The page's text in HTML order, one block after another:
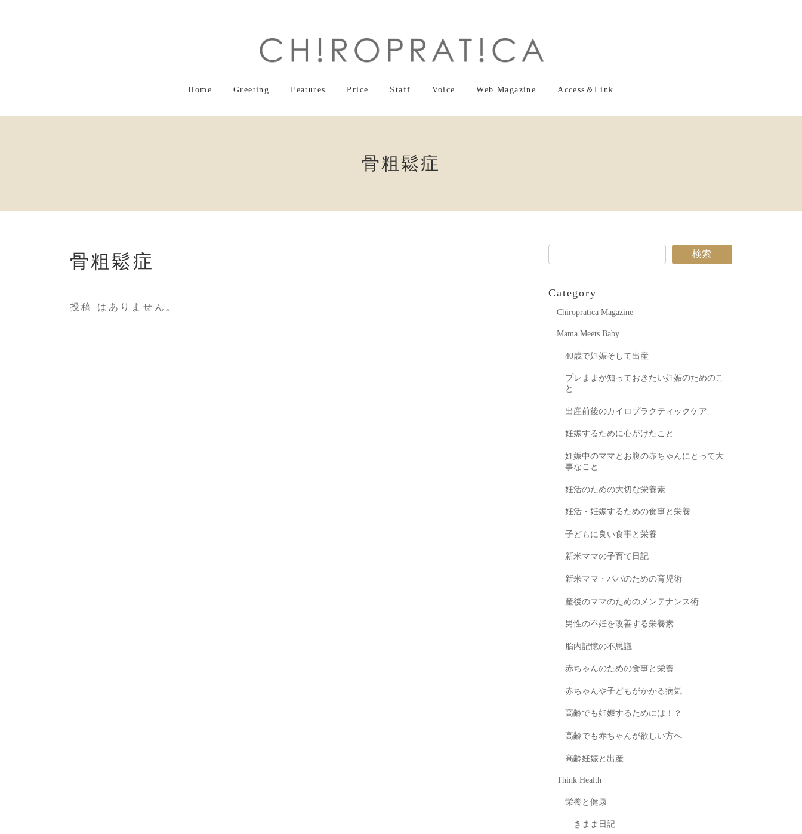
プ
動
Home Greeting Features Price Staff Voice Web Magazine Access＆Link
骨粗鬆症
骨粗鬆症
投稿 はありません。
検索
Category
Chiropratica Magazine
Mama Meets Baby
40歳で妊娠そして出産
プレままが知っておきたい妊娠のためのこ
と
出産前後のカイロプラクティックケア
妊娠するために心がけたこと
妊娠中のママとお腹の赤ちゃんにとって大
事なこと
妊活のための大切な栄養素
妊活・妊娠するための食事と栄養
子どもに良い食事と栄養
新米ママの子育て日記
新米ママ・パパのための育児術
産後のママのためのメンテナンス術
男性の不妊を改善する栄養素
胎内記憶の不思議
赤ちゃんのための食事と栄養
赤ちゃんや子どもがかかる病気
高齢でも妊娠するためには！？
高齢でも赤ちゃんが欲しい方へ
高齢妊娠と出産
Think Health
栄養と健康
きまま日記